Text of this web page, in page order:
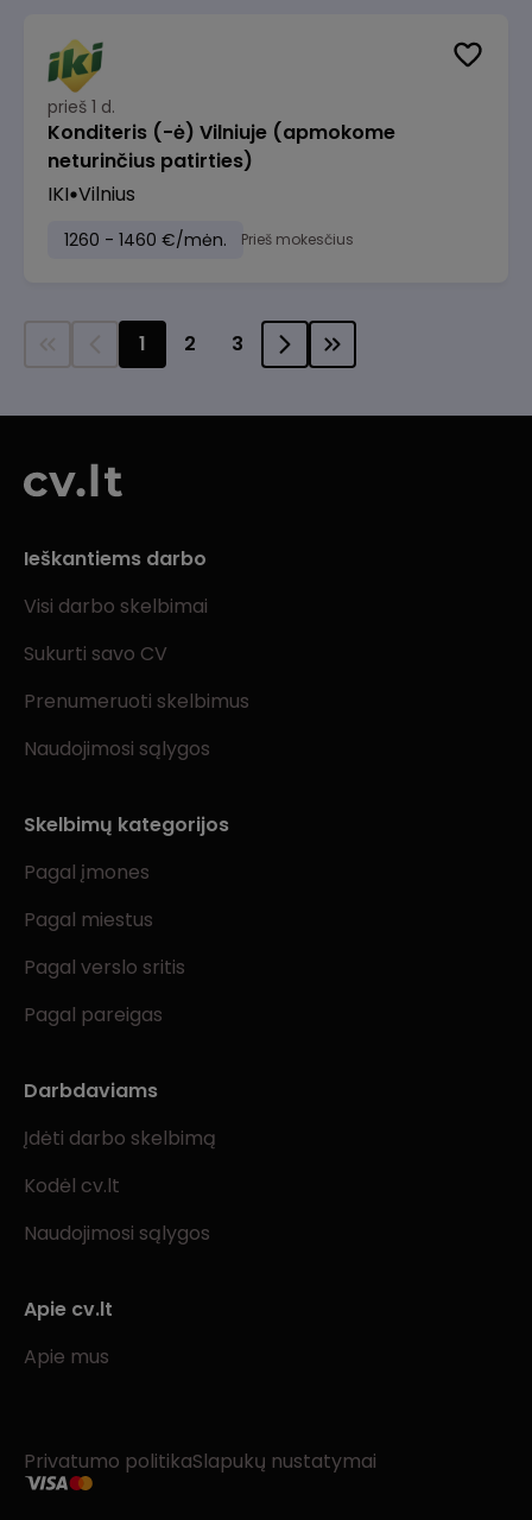
prieš 1 d.
Konditeris (-ė) Vilniuje (apmokome
neturinčius patirties)
IKI Vilnius
1260 - 1460 €/mėn. Prieš mokesčius
1 2 3
Ieškantiems darbo
Visi darbo skelbimai
Sukurti savo CV
Prenumeruoti skelbimus
Naudojimosi sąlygos
Skelbimų kategorijos
Pagal įmones
Pagal miestus
Pagal verslo sritis
Pagal pareigas
Darbdaviams
Įdėti darbo skelbimą
Kodėl cv.lt
Naudojimosi sąlygos
Apie cv.lt
Apie mus
Privatumo politikaSlapukų nustatymai